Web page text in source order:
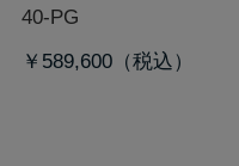
40-PG
￥589,600